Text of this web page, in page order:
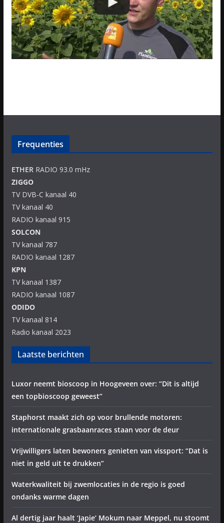
Frequenties
ETHERRADIO 93.0 mHz
ZIGGO
TV DVB-C kanaal 40
TV kanaal 40
RADIO kanaal 915
SOLCON
TV kanaal 787
RADIO kanaal 1287
KPN
TV kanaal 1387
RADIO kanaal 1087
ODIDO
TV kanaal 814
Radio kanaal 2023
Laatste berichten
Luxor neemt bioscoop in Hoogeveen over: “Dit is altijd
een topbioscoop geweest”
Staphorst maakt zich op voor brullende motoren:
internationale grasbaanraces staan voor de deur
Vrijwilligers laten bewoners genieten van vissport: “Dat is
niet in geld uit te drukken”
Waterkwaliteit bij zwemlocaties in de regio is goed
ondanks warme dagen
Al dertig jaar haalt ‘Japie’ Mokum naar Meppel, nu stoomt